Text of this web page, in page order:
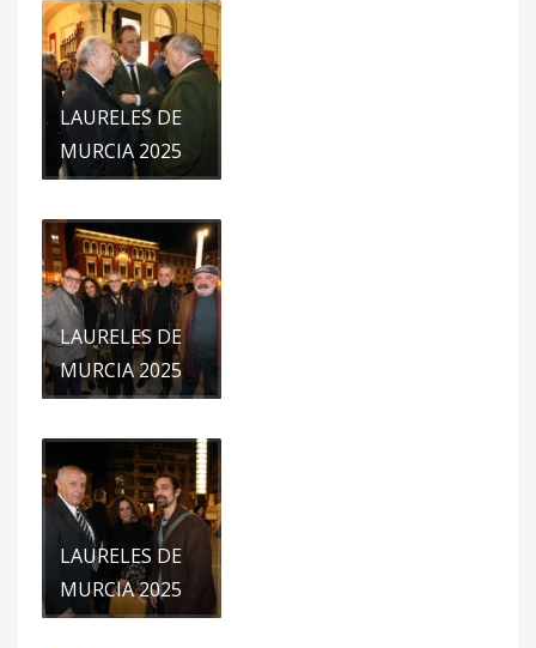
LAURELES DE
MURCIA 2025
LAURELES DE
MURCIA 2025
LAURELES DE
MURCIA 2025